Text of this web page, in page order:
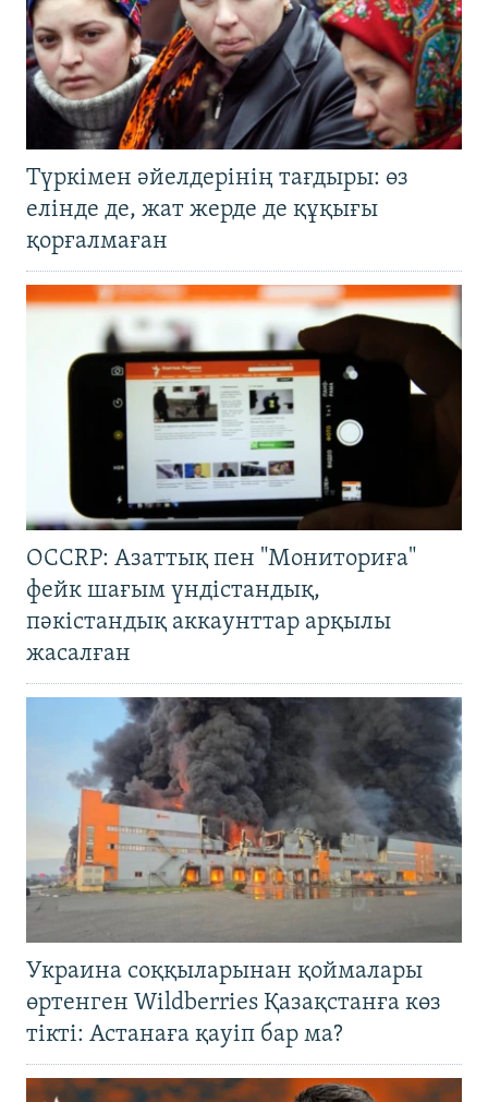
Түркімен әйелдерінің тағдыры: өз
елінде де, жат жерде де құқығы
қорғалмаған
OCCRP: Азаттық пен "Мониториға"
фейк шағым үндістандық,
пәкістандық аккаунттар арқылы
жасалған
Украина соққыларынан қоймалары
өртенген Wildberries Қазақстанға көз
тікті: Астанаға қауіп бар ма?